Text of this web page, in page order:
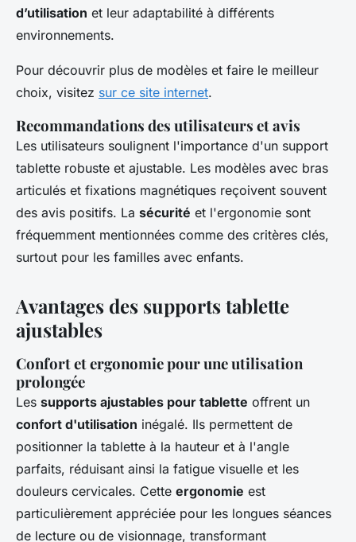
d’utilisation et leur adaptabilité à différents
environnements.
Pour découvrir plus de modèles et faire le meilleur
choix, visitez sur ce site internet.
Recommandations des utilisateurs et avis
Les utilisateurs soulignent l'importance d'un support
tablette robuste et ajustable. Les modèles avec bras
articulés et fixations magnétiques reçoivent souvent
des avis positifs. La sécurité et l'ergonomie sont
fréquemment mentionnées comme des critères clés,
surtout pour les familles avec enfants.
Avantages des supports tablette
ajustables
Confort et ergonomie pour une utilisation
prolongée
Les supports ajustables pour tablette offrent un
confort d'utilisation inégalé. Ils permettent de
positionner la tablette à la hauteur et à l'angle
parfaits, réduisant ainsi la fatigue visuelle et les
douleurs cervicales. Cette ergonomie est
particulièrement appréciée pour les longues séances
de lecture ou de visionnage, transformant